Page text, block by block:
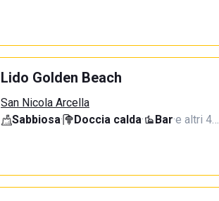
Lido Golden Beach
San Nicola Arcella
Sabbiosa· Doccia calda· Bar·e altri 4…